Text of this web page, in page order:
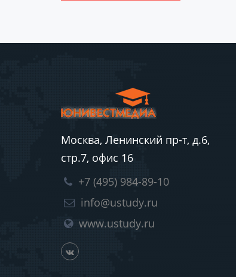
Москва, Ленинский пр-т, д.6,
стр.7, офис 16
+7 (495) 984-89-10
info@ustudy.ru
www.ustudy.ru